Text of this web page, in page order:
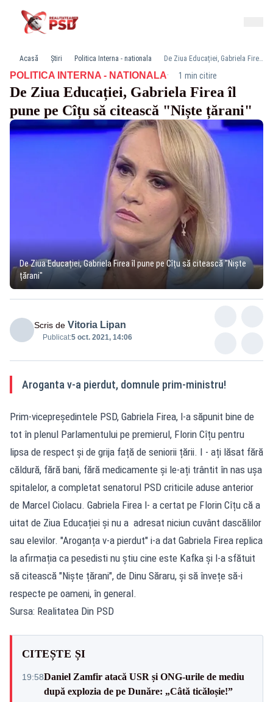
Acasă Știri Politica Interna - nationala De Ziua Educației, Gabriela Firea îl pune pe Cîțu să citească "Niște țărani"
POLITICA INTERNA - NATIONALA· 1 min citire
De Ziua Educației, Gabriela Firea îl
pune pe Cîțu să citească "Niște țărani"
De Ziua Educației, Gabriela Firea îl pune pe Cîțu să citească "Niște
țărani"
Scris de Vitoria Lipan
Publicat:5 oct. 2021, 14:06
Aroganta v-a pierdut, domnule prim-ministru!
Prim-vicepreședintele PSD, Gabriela Firea, l-a săpunit bine de
tot în plenul Parlamentului pe premierul, Florin Cîțu pentru
lipsa de respect și de grija față de seniorii țării. I - ați lăsat fără
căldură, fără bani, fără medicamente și le-ați trântit în nas ușa
spitalelor, a completat senatorul PSD criticile aduse anterior
de Marcel Ciolacu. Gabriela Firea l- a certat pe Florin Cîțu că a
uitat de Ziua Educației și nu a adresat niciun cuvânt dascălilor
sau elevilor. "Aroganța v-a pierdut" i-a dat Gabriela Firea replica
la afirmația ca pesedisti nu știu cine este Kafka și l-a sfătuit
să citească "Niște țărani", de Dinu Săraru, și să învețe să-i
respecte pe oameni, în general.
Sursa: Realitatea Din PSD
CITEȘTE ȘI
19:58Daniel Zamfir atacă USR și ONG-urile de mediu
după explozia de pe Dunăre: „Câtă ticăloșie!”